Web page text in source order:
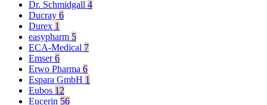
Dr. Schmidgall 4
Ducray 6
Durex 1
easypharm 5
ECA-Medical 7
Emser6
Erwo Pharma 6
Espara GmbH 1
Eubos 12
Eucerin 56